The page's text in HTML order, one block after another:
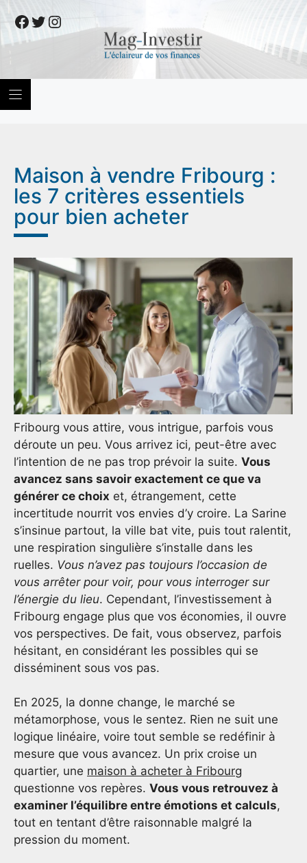
to
content
Facebook
Twitter
Instagram
Maison à vendre Fribourg :
les 7 critères essentiels
pour bien acheter
Fribourg vous attire, vous intrigue, parfois vous
déroute un peu. Vous arrivez ici, peut-être avec
l’intention de ne pas trop prévoir la suite. Vous
avancez sans savoir exactement ce que va
générer ce choix et, étrangement, cette
incertitude nourrit vos envies d’y croire. La Sarine
s’insinue partout, la ville bat vite, puis tout ralentit,
une respiration singulière s’installe dans les
ruelles. Vous n’avez pas toujours l’occasion de
vous arrêter pour voir, pour vous interroger sur
l’énergie du lieu. Cependant, l’investissement à
Fribourg engage plus que vos économies, il ouvre
vos perspectives. De fait, vous observez, parfois
hésitant, en considérant les possibles qui se
disséminent sous vos pas.
En 2025, la donne change, le marché se
métamorphose, vous le sentez. Rien ne suit une
logique linéaire, voire tout semble se redéfinir à
mesure que vous avancez. Un prix croise un
quartier, une maison à acheter à Fribourg
questionne vos repères. Vous vous retrouvez à
examiner l’équilibre entre émotions et calculs,
tout en tentant d’être raisonnable malgré la
pression du moment.